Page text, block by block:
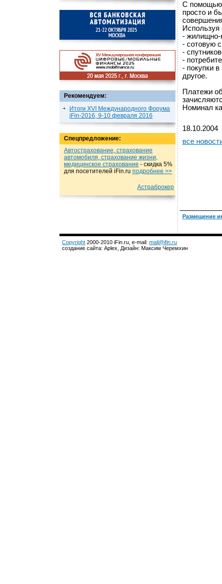
Рекомендуем:
Итоги XVI Международного Форума
iFin-2016, 9-10 февраля 2016
Спецпредложение:
Автострахование, страхование
автомобиля, страхование жизни,
медицинское страхование - cкидка 5%
для посетителей iFin.ru подробнеe >>
Астраброкер
С помощью
просто и
Используя
- жилищно-
- сотовую
-
-
- покупки
другое.
Платежи
Номинал
18.10.2004
все
Размещение
Copyright 2000-2010 iFin.ru, e-mail: mail@ifin.ru
создание сайта: Aplex, Дизайн: Максим Черемхин